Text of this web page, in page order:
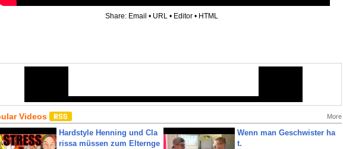
Share: Email • URL • Editor • HTML
Videos More
Hardstyle Henning und Cla
rissa müssen zum Elternge
Wenn man Geschwister ha
t.